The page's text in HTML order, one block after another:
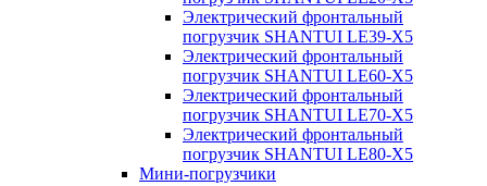
Электрический фронтальный
погрузчик SHANTUI LE39-X5
Электрический фронтальный
погрузчик SHANTUI LE60-X5
Электрический фронтальный
погрузчик SHANTUI LE70-X5
Электрический фронтальный
погрузчик SHANTUI LE80-X5
Мини-погрузчики